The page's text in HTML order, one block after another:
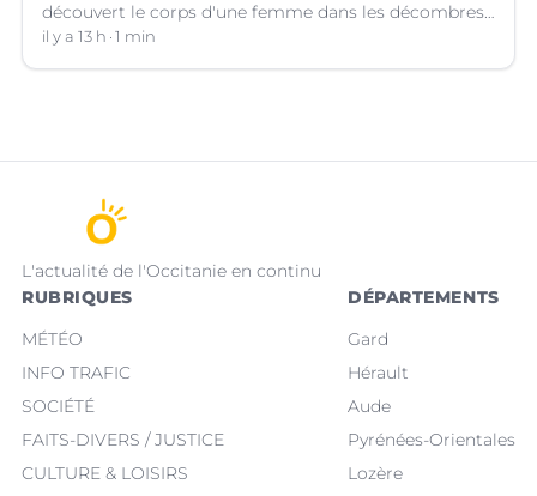
découvert le corps d'une femme dans les décombres
de sa maison qui avait pris feu à Cazouls-lès-Béziers
(Hérault).
il y a 13 h 1 min
L'actualité de l'Occitanie en continu
RUBRIQUES
MÉTÉO
INFO TRAFIC
SOCIÉTÉ
FAITS-DIVERS / JUSTICE
CULTURE & LOISIRS
DÉPARTEMENTS
Gard
Hérault
Aude
Pyrénées-Orientales
Lozère